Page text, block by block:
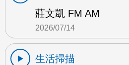
莊文凱 FM AM
2026/07/14
生活掃描